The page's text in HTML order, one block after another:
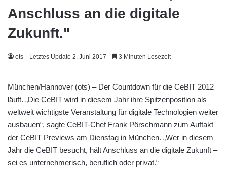
Anschluss an die digitale
Zukunft."
ots Letztes Update 2. Juni 2017 3 Minuten Lesezeit
München/Hannover (ots) – Der Countdown für die CeBIT 2012
läuft. „Die CeBIT wird in diesem Jahr ihre Spitzenposition als
weltweit wichtigste Veranstaltung für digitale Technologien weiter
ausbauen“, sagte CeBIT-Chef Frank Pörschmann zum Auftakt
der CeBIT Previews am Dienstag in München. „Wer in diesem
Jahr die CeBIT besucht, hält Anschluss an die digitale Zukunft –
sei es unternehmerisch, beruflich oder privat.“